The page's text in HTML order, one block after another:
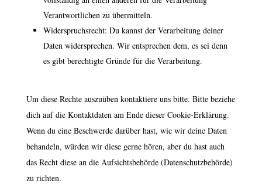
Verantwortlichen zu übermitteln.
Widerspruchsrecht: Du kannst der Verarbeitung deiner
Daten widersprechen. Wir entsprechen dem, es sei denn
es gibt berechtigte Gründe für die Verarbeitung.
Um diese Rechte auszuüben kontaktiere uns bitte. Bitte beziehe
dich auf die Kontaktdaten am Ende dieser Cookie-Erklärung.
Wenn du eine Beschwerde darüber hast, wie wir deine Daten
behandeln, würden wir diese gerne hören, aber du hast auch
das Recht diese an die Aufsichtsbehörde (Datenschutzbehörde)
zu richten.